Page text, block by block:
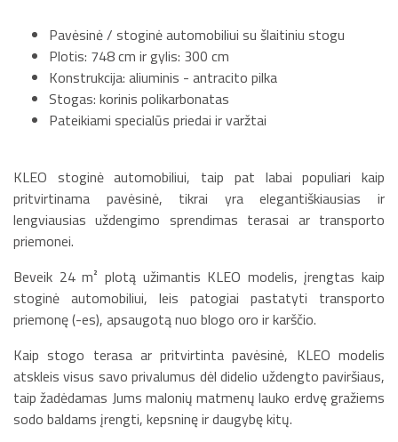
Pavėsinė / stoginė automobiliui su šlaitiniu stogu
Plotis: 748 cm ir gylis: 300 cm
Konstrukcija: aliuminis - antracito pilka
Stogas: korinis polikarbonatas
Pateikiami specialūs priedai ir varžtai
KLEO stoginė automobiliui, taip pat labai populiari kaip
pritvirtinama pavėsinė, tikrai yra elegantiškiausias ir
lengviausias uždengimo sprendimas terasai ar transporto
priemonei.
Beveik 24 m² plotą užimantis KLEO modelis, įrengtas kaip
stoginė automobiliui, leis patogiai pastatyti transporto
priemonę (-es), apsaugotą nuo blogo oro ir karščio.
Kaip stogo terasa ar pritvirtinta pavėsinė, KLEO modelis
atskleis visus savo privalumus dėl didelio uždengto paviršiaus,
taip žadėdamas Jums malonių matmenų lauko erdvę gražiems
sodo baldams įrengti, kepsninę ir daugybę kitų.